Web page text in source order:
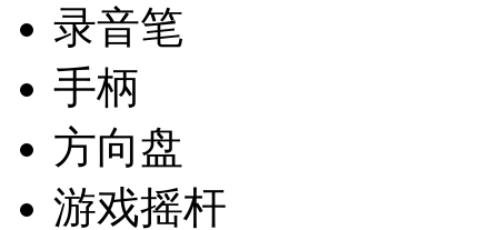
录音笔
手柄
方向盘
游戏摇杆